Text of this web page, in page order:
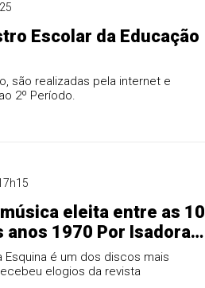
Escolar da Educação
são realizadas pela internet e
2º Período.
eleita entre as 10
1970 Por Isadora
Esquina é um dos discos mais
elogios da revista